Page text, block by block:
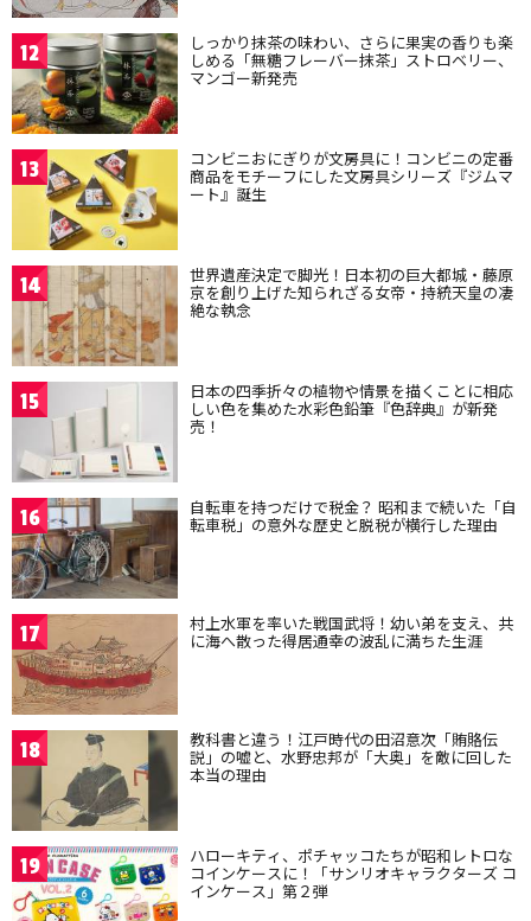
12 しっかり抹茶の味わい、さらに果実の香りも楽
しめる「無糖フレーバー抹茶」ストロベリー、
マンゴー新発売
13 コンビニおにぎりが文房具に！コンビニの定番
商品をモチーフにした文房具シリーズ『ジムマ
ート』誕生
14 世界遺産決定で脚光！日本初の巨大都城・藤原
京を創り上げた知られざる女帝・持統天皇の凄
絶な執念
15 日本の四季折々の植物や情景を描くことに相応
しい色を集めた水彩色鉛筆『色辞典』が新発
売！
16 自転車を持つだけで税金？ 昭和まで続いた「自
転車税」の意外な歴史と脱税が横行した理由
17 村上水軍を率いた戦国武将！幼い弟を支え、共
に海へ散った得居通幸の波乱に満ちた生涯
18 教科書と違う！江戸時代の田沼意次「賄賂伝
説」の嘘と、水野忠邦が「大奥」を敵に回した
本当の理由
19 ハローキティ、ポチャッコたちが昭和レトロな
コインケースに！「サンリオキャラクターズ コ
インケース」第２弾